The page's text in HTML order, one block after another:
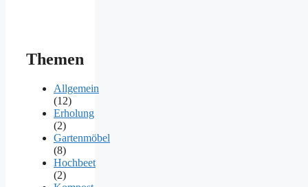
Themen
Allgemein
(12)
Erholung
(2)
Gartenmöbel
(8)
Hochbeet
(2)